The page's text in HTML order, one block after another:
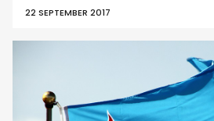
22 SEPTEMBER 2017